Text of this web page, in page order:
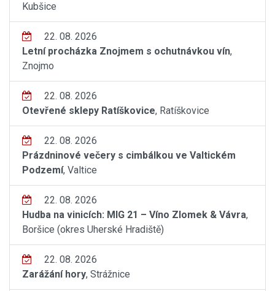
Kubšice
22. 08. 2026
Letní procházka Znojmem s ochutnávkou vín,
Znojmo
22. 08. 2026
Otevřené sklepy Ratíškovice, Ratíškovice
22. 08. 2026
Prázdninové večery s cimbálkou ve Valtickém
Podzemí, Valtice
22. 08. 2026
Hudba na vinicích: MIG 21 – Víno Zlomek & Vávra,
Boršice (okres Uherské Hradiště)
22. 08. 2026
Zarážání hory, Strážnice